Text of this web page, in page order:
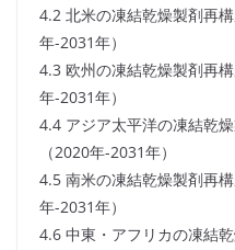
4.2 北米の凍結乾燥製剤再
年-2031年）
4.3 欧州の凍結乾燥製剤再
年-2031年）
4.4 アジア太平洋の凍結乾
（2020年-2031年）
4.5 南米の凍結乾燥製剤再
年-2031年）
4.6 中東・アフリカの凍結